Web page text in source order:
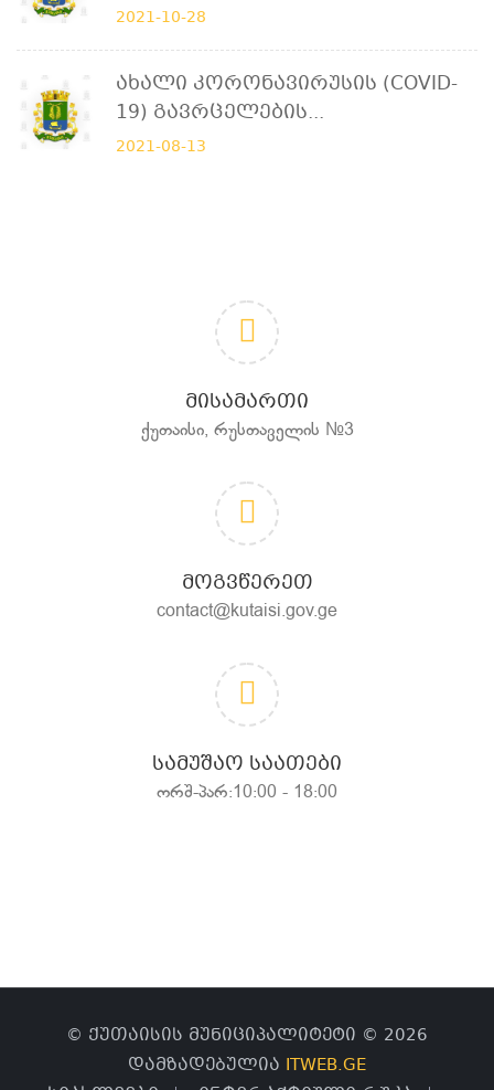
2021-10-28
Ახალი Კორონავირუსის (COVID-
19) Გავრცელების...
2021-08-13
ᲛᲘᲡᲐᲛᲐᲠᲗᲘ
ქუთაისი, რუსთაველის №3
ᲛᲝᲒᲕᲬᲔᲠᲔᲗ
contact@kutaisi.gov.ge
ᲡᲐᲛᲣᲨᲐᲝ ᲡᲐᲐᲗᲔᲑᲘ
ორშ-პარ:10:00 - 18:00
© ქუთაისის მუნიციპალიტეტი © 2026
დამზადებულია ITWEB.GE